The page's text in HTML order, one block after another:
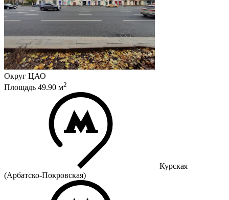
Округ ЦАО
Площадь 49.90 м2
Курская
(Арбатско-Покровская)